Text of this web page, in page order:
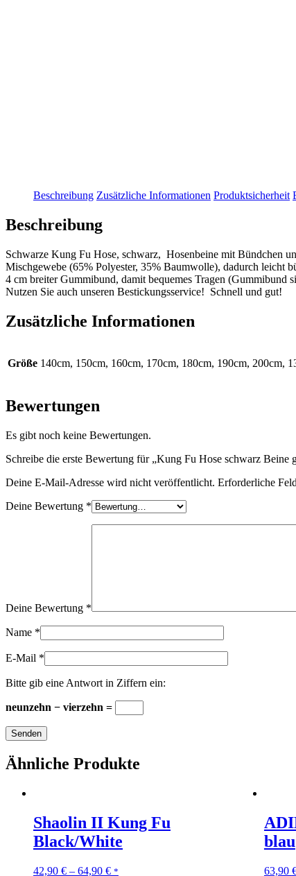
Beschreibung Zusätzliche Informationen Produktsicherheit
Beschreibung
Schwarze Kung Fu Hose, schwarz, Hosenbeine mit Bündchen
Mischgewebe (65% Polyester, 35% Baumwolle), dadurch leicht
4 cm breiter Gummibund, damit bequemes Tragen (Gummibund
Nutzen Sie auch unseren Bestickungsservice! Schnell und gut!
Zusätzliche Informationen
Größe 140cm, 150cm, 160cm, 170cm, 180cm, 190cm, 200cm,
Bewertungen
Es gibt noch keine Bewertungen.
Schreibe die erste Bewertung für „Kung Fu Hose schwarz Beine
Deine E-Mail-Adresse wird nicht veröffentlicht. Erforderliche
Deine Bewertung *
Deine Bewertung *
Name *
E-Mail *
Bitte gib eine Antwort in Ziffern ein:
neunzehn − vierzehn =
Ähnliche Produkte
Shaolin II Kung Fu
Black/White
42,90 € – 64,90 € *
blau
63,90